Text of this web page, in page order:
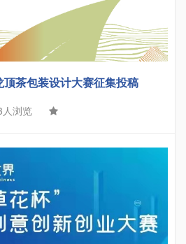
茶包装设计大赛征集投稿
浏览